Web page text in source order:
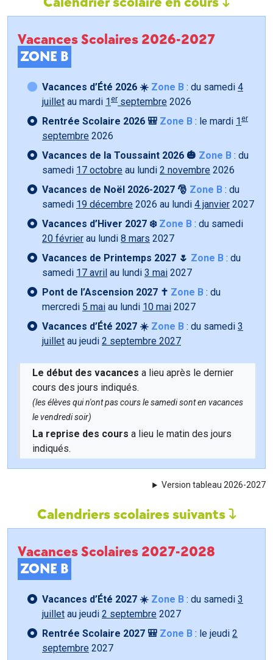
Vacances Scolaires 2026-2027
ZONE B
Vacances d’Été 2026 ☀️ Zone B : du samedi 4
juillet au mardi 1 er septembre 2026
Rentrée Scolaire 2026 🎒 Zone B : le mardi 1 er
septembre 2026
Vacances de la Toussaint 2026 🎃 Zone B : du
samedi 17 octobre au lundi 2 novembre 2026
Vacances de Noël 2026-2027 🎅 Zone B : du
samedi 19 décembre 2026 au lundi 4 janvier 2027
Vacances d’Hiver 2027 ❄️ Zone B : du samedi
20 février au lundi 8 mars 2027
Vacances de Printemps 2027 🌷 Zone B : du
samedi 17 avril au lundi 3 mai 2027
Pont de l’Ascension 2027 ✝️ Zone B : du
mercredi 5 mai au lundi 10 mai 2027
Vacances d’Été 2027 ☀️ Zone B : du samedi 3
juillet au jeudi 2 septembre 2027
Le début des vacances a lieu après le dernier
cours des jours indiqués.
(les élèves qui n'ont pas cours le samedi sont en vacances
le vendredi soir)
La reprise des cours a lieu le matin des jours
indiqués.
Version tableau 2026-2027
Calendriers scolaires suivants
Vacances Scolaires 2027-2028
ZONE B
Vacances d’Été 2027 ☀️ Zone B : du samedi 3
juillet au jeudi 2 septembre 2027
Rentrée Scolaire 2027 🎒 Zone B : le jeudi 2
septembre 2027